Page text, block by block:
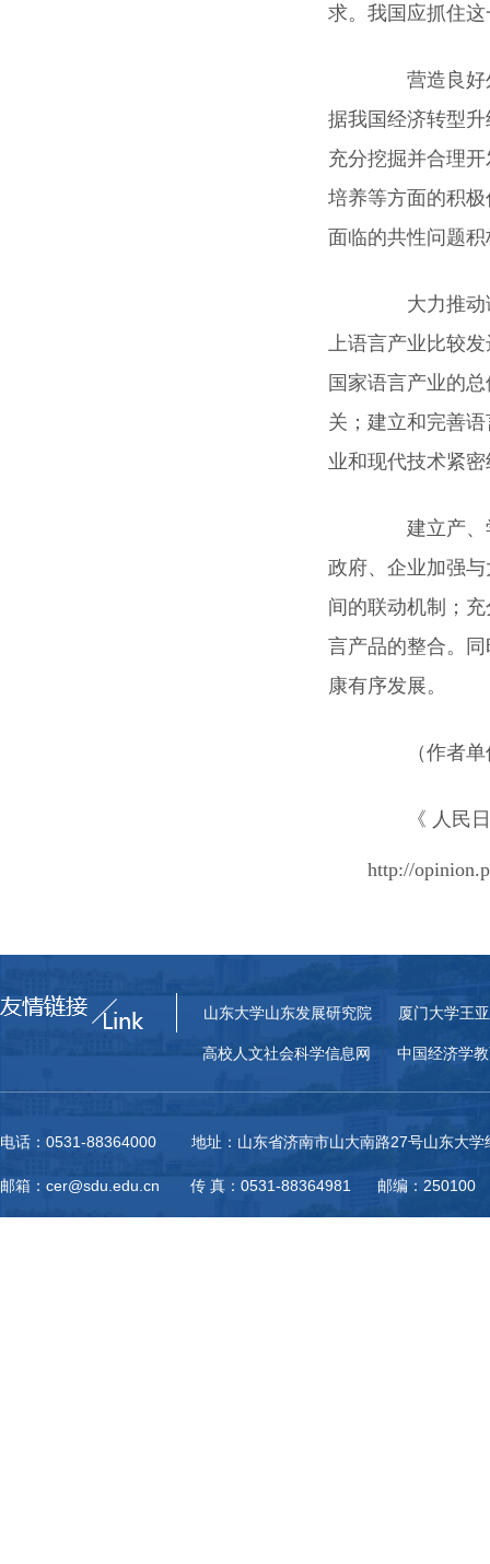
求。我国应抓住
营造良好外
据我国经济转型
充分挖掘并合理
培养等方面的积
面临的共性问题
大力推动语
上语言产业比较
国家语言产业的
关；建立和完善
业和现代技术紧
建立产、学
政府、企业加强
间的联动机制；
言产品的整合。
康有序发展。
（作者单位
《 人民日
http://
山东大学山东发展研究院 厦门大学王
高校人文社会科学信息网 中国经济学
电话：0531-88364000 地址：山东省济南市山大南路27号山东大学
邮箱：cer@sdu.edu.cn 传 真：0531-88364981 邮编：250100